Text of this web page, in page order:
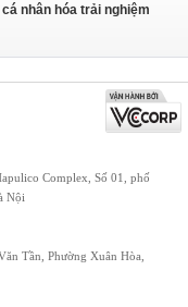
nhân hóa trải nghiệm
Complex, Số 01, phố
Nội
Tần, Phường Xuân Hòa,